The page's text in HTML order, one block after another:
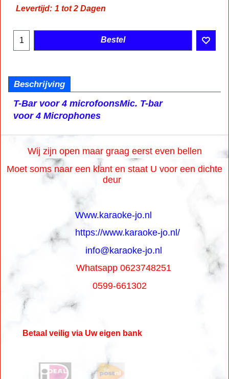
excl Verzendkosten
Beschrijving
T-Bar voor 4 microfoons
voor 4 Microphones
Wij zijn open maar graag eerst even bellen
Moet soms naar een klant en staat U voor een dichte
deur
Www.karaoke-jo.nl
https://www.karaoke-jo.nl/
info@karaoke-jo.nl
Whatsapp 0623748251
0599-661302
Betaal veilig via Uw eigen bank